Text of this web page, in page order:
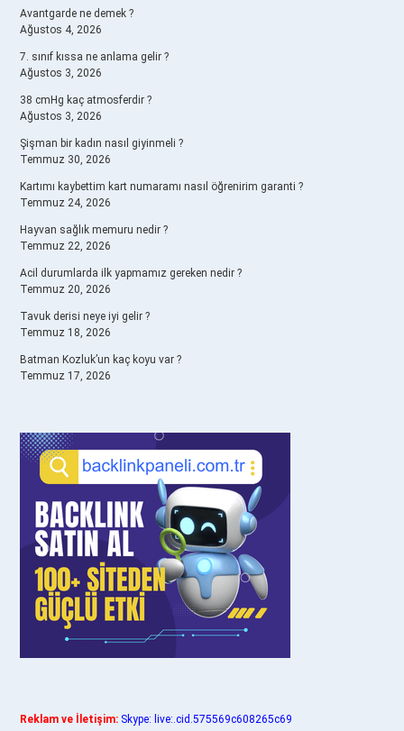
Avantgarde ne demek ?
Ağustos 4, 2026
7. sınıf kıssa ne anlama gelir ?
Ağustos 3, 2026
38 cmHg kaç atmosferdir ?
Ağustos 3, 2026
Şişman bir kadın nasıl giyinmeli ?
Temmuz 30, 2026
Kartımı kaybettim kart numaramı nasıl öğrenirim garanti ?
Temmuz 24, 2026
Hayvan sağlık memuru nedir ?
Temmuz 22, 2026
Acil durumlarda ilk yapmamız gereken nedir ?
Temmuz 20, 2026
Tavuk derisi neye iyi gelir ?
Temmuz 18, 2026
Batman Kozluk’un kaç koyu var ?
Temmuz 17, 2026
Reklam ve İletişim: Skype: live:.cid.575569c608265c69